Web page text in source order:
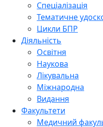
Спеціалізація
Тематичне
Цикли БПР
Діяльність
Освітня
Наукова
Лікувальна
Міжнародна
Видання
Факультети
Медичний